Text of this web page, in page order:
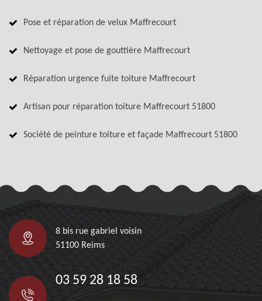
Pose et réparation de velux Maffrecourt
Nettoyage et pose de gouttière Maffrecourt
Réparation urgence fuite toiture Maffrecourt
Artisan pour réparation toiture Maffrecourt 51800
Société de peinture toiture et façade Maffrecourt 51800
8 bis rue gabriel voisin
51100 Reims
03 59 28 18 58